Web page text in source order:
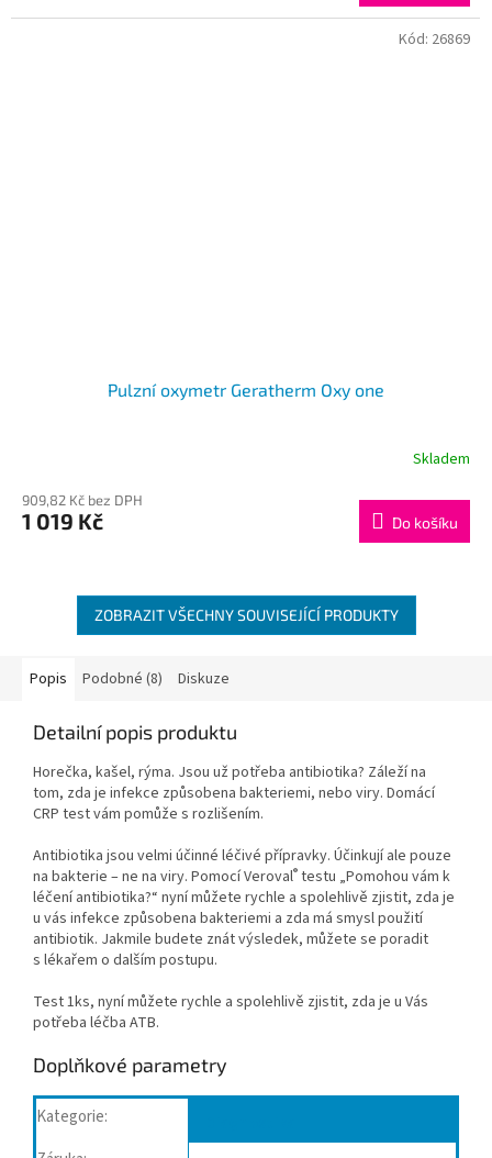
Pulzní oxymetr Geratherm Oxy one
Skladem
909,82 Kč bez DPH
1 019 Kč Do košíku
Kód: 26869
ZOBRAZIT VŠECHNY SOUVISEJÍCÍ PRODUKTY
Popis Podobné (8) Diskuze
Detailní popis produktu
Horečka, kašel, rýma. Jsou už potřeba antibiotika? Záleží na
tom, zda je infekce způsobena bakteriemi, nebo viry. Domácí
CRP test vám pomůže s rozlišením.
Antibiotika jsou velmi účinné léčivé přípravky. Účinkují ale pouze
na bakterie – ne na viry. Pomocí Veroval® testu „Pomohou vám k
léčení antibiotika?“ nyní můžete rychle a spolehlivě zjistit, zda je
u vás infekce způsobena bakteriemi a zda má smysl použití
antibiotik. Jakmile budete znát výsledek, můžete se poradit
s lékařem o dalším postupu.
Test 1ks, nyní můžete rychle a spolehlivě zjistit, zda je u Vás
potřeba léčba ATB.
Doplňkové parametry
Kategorie: